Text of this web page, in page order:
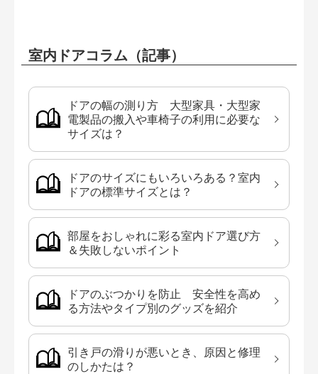
室内ドアコラム（記事）
ドアの幅の測り方 大型家具・大型家
電製品の搬入や車椅子の利用に必要な
サイズは？
ドアのサイズにもいろいろある？室内
ドアの標準サイズとは？
部屋をおしゃれに彩る室内ドア選び方
＆失敗しないポイント
ドアのぶつかりを防止 安全性を高め
る方法やタイプ別のグッズを紹介
引き戸の滑りが悪いとき、原因と修理
のしかたは？